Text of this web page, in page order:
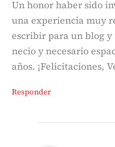
Un honor haber sido
una experiencia muy
escribir para un blog y
necio y necesario
años. ¡Felicitaciones,
Responder